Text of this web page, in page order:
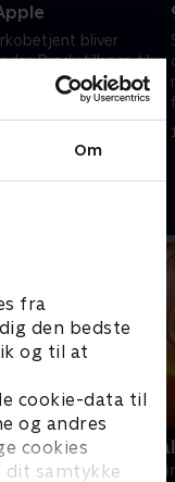
Om
fra
den bedste
og til at
cookie-data til
og andres
cookies
dit samtykke
bliver
Brady tilbage til
distrikt for at
Mord på
Krimi &